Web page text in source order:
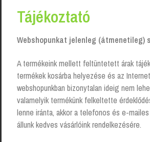
Szemetes pedálos – 15 liter,
Login to see prices
Tájékoztató
Webshopunkat jelenleg (átmenetileg)
A termékeink mellett feltüntetett árak
termékek kosárba helyezése és az
webshopunkban bizonytalan ideig nem
valamelyik termékünk felkeltette
lenne iránta, akkor a telefonos és e-
állunk kedves vásárlóink rendelkezésére.